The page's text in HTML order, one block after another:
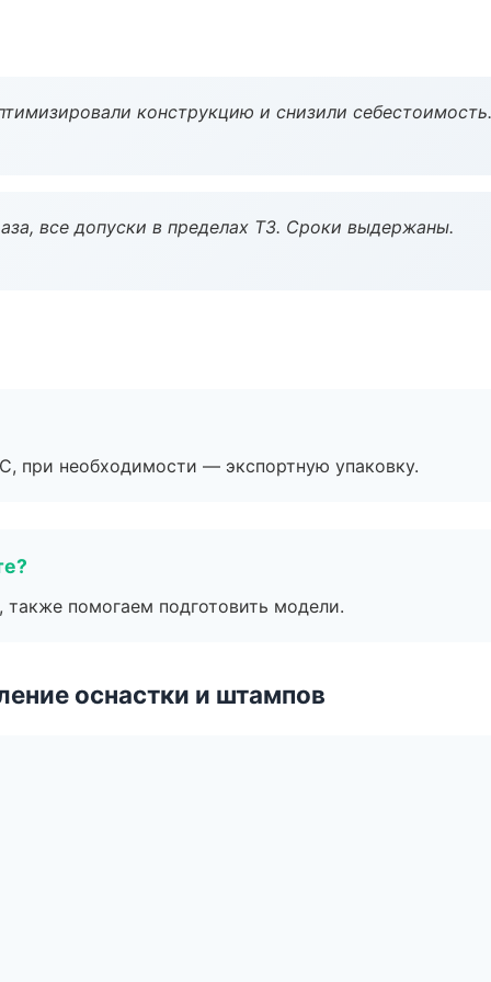
конструкцию и снизили себестоимость.
все допуски в пределах ТЗ. Сроки выдержаны.
при необходимости — экспортную упаковку.
также помогаем подготовить модели.
оснастки и штампов